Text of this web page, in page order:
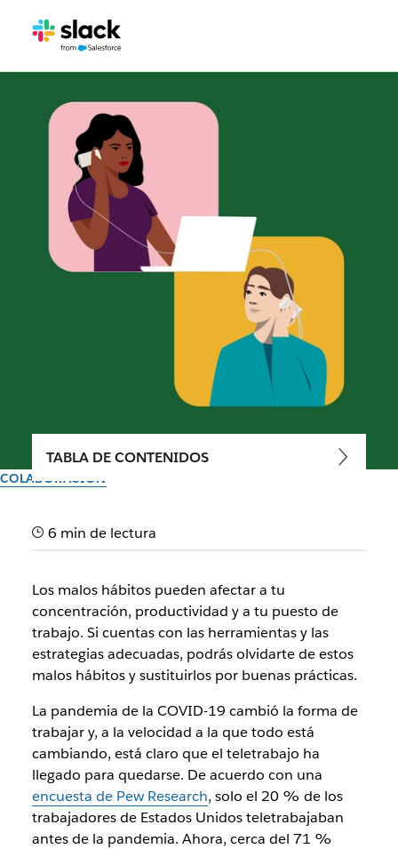
COLABORACIÓN
Mejora tu concentración
Identifica los malos hábitos y sustitúyelos por rutinas
positivas que transformen tu jornada laboral
Del equipo de Slack
24 de febrero de 2023
TABLA DE CONTENIDOS
6 min de lectura
Los malos hábitos pueden afectar a tu
concentración, productividad y a tu puesto de
trabajo. Si cuentas con las herramientas y las
estrategias adecuadas, podrás olvidarte de estos
malos hábitos y sustituirlos por buenas prácticas.
La pandemia de la COVID-19 cambió la forma de
trabajar y, a la velocidad a la que todo está
cambiando, está claro que el teletrabajo ha
llegado para quedarse. De acuerdo con una
encuesta de Pew Research, solo el 20 % de los
trabajadores de Estados Unidos teletrabajaban
antes de la pandemia. Ahora, cerca del 71 %